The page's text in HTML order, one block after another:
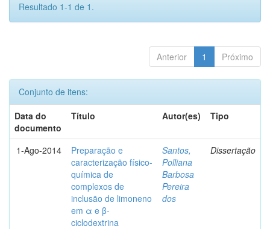
Resultado 1-1 de 1.
Anterior 1 Próximo
Conjunto de itens:
Data do
documento
Título Autor(es) Tipo
1-Ago-2014
Preparação e
caracterização físico-
química de
complexos de
inclusão de limoneno
em α e β-
ciclodextrina
Santos,
Polliana
Barbosa
Pereira
dos
Dissertação